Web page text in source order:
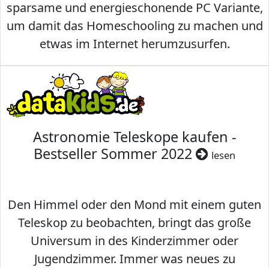
sparsame und energieschonende PC Variante,
um damit das Homeschooling zu machen und
etwas im Internet herumzusurfen.
Astronomie Teleskope kaufen -
Bestseller Sommer 2022
lesen
Den Himmel oder den Mond mit einem guten
Teleskop zu beobachten, bringt das große
Universum in des Kinderzimmer oder
Jugendzimmer. Immer was neues zu